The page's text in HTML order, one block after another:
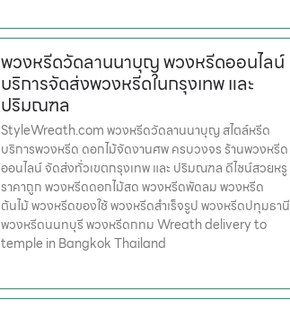
พวงหรีดวัดลานนาบุญ พวงหรีดออนไลน์
บริการจัดส่งพวงหรีดในกรุงเทพ และ
ปริมณฑล
StyleWreath.com พวงหรีดวัดลานนาบุญ สไตล์หรีด
บริการพวงหรีด ดอกไม้จัดงานศพ ครบวงจร ร้านพวงหรีด
ออนไลน์ จัดส่งทั่วเขตกรุงเทพ และ ปริมณฑล ดีไซน์สวยหรู
ราคาถูก พวงหรีดดอกไม้สด พวงหรีดพัดลม พวงหรีด
ต้นไม้ พวงหรีดของใช้ พวงหรีดสำเร็จรูป พวงหรีดปทุมธานี
พวงหรีดนนทบุรี พวงหรีดกทม Wreath delivery to
temple in Bangkok Thailand